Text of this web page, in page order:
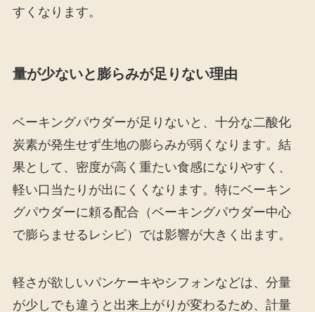
すくなります。
量が少ないと膨らみが足りない理由
ベーキングパウダーが足りないと、十分な二酸化
炭素が発生せず生地の膨らみが弱くなります。結
果として、密度が高く重たい食感になりやすく、
軽い口当たりが出にくくなります。特にベーキン
グパウダーに頼る配合（ベーキングパウダー中心
で膨らませるレシピ）では影響が大きく出ます。
軽さが欲しいパンケーキやシフォンなどは、分量
が少しでも違うと出来上がりが変わるため、計量